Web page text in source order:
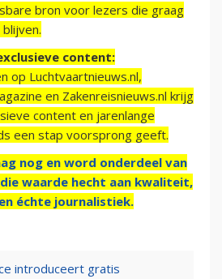
bron voor lezers die graag
content:
op Luchtvaartnieuws.nl,
en Zakenreisnieuws.nl krijg
content en jarenlange
een stap voorsprong geeft.
nog en word onderdeel van
waarde hecht aan kwaliteit,
échte journalistiek.
introduceert gratis